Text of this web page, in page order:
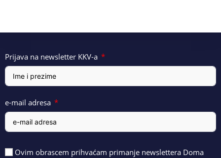
Prijava na newsletter KKV-a
e-mail adresa
Ovim obrascem prihvaćam primanje newslettera Doma